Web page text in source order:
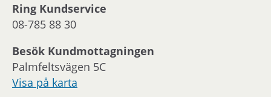
Ring Kundservice
08-785 88 30
Besök Kundmottagningen
Palmfeltsvägen 5C
Visa på karta